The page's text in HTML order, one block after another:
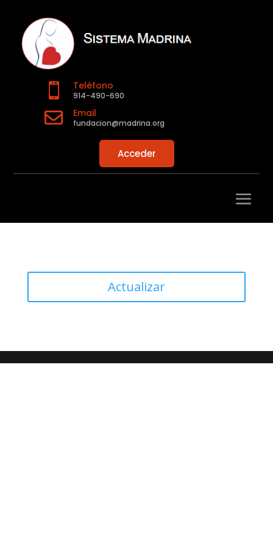
 Teléfono
914-490-690
 Email
fundacion@madrina.org
Acceder
Actualizar